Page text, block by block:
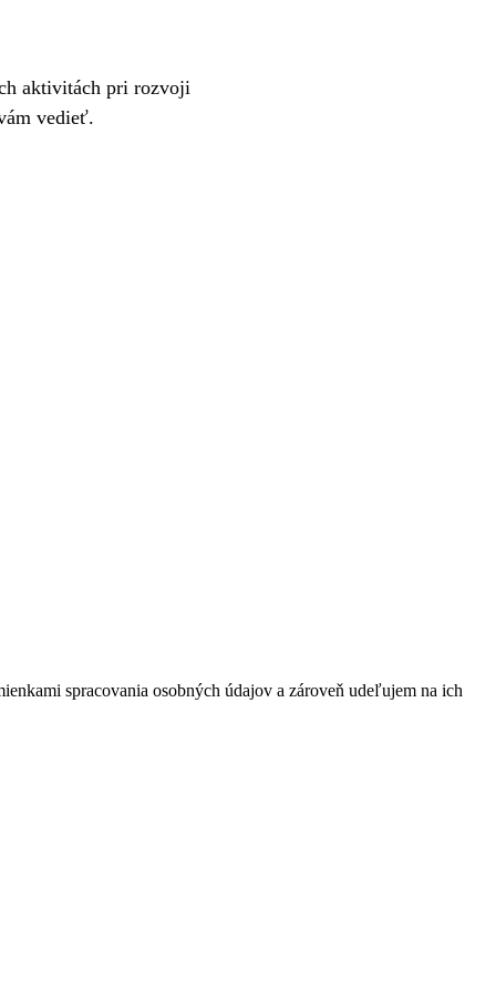
aktivitách pri rozvoji
vedieť.
spracovania osobných údajov a zároveň udeľujem na ich